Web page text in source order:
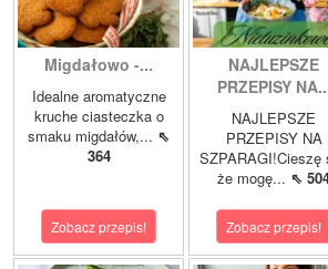
Migdałowo -...
Idealne aromatyczne
kruche ciasteczka o
smaku migdałów,... ⇖
364
Zobacz przepis!
NAJLEPSZE
PRZEPISY
NAJLEPSZE
PRZEPISY NA
SZPARAGI!Cieszę
że mogę... ⇖
Zobacz przepis!